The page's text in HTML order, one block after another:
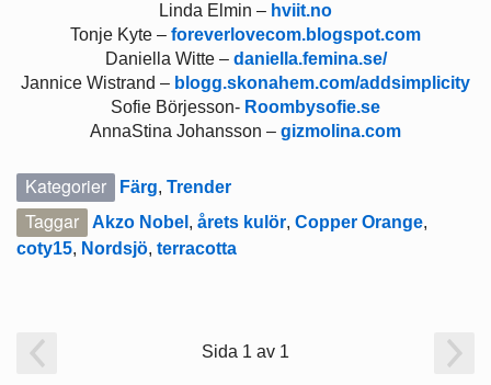
Linda Elmin – hviit.no
Tonje Kyte – foreverlovecom.blogspot.com
Daniella Witte – daniella.femina.se/
Jannice Wistrand – blogg.skonahem.com/addsimplicity
Sofie Börjesson- Roombysofie.se
AnnaStina Johansson – gizmolina.com
Kategorier Färg, Trender
Taggar Akzo Nobel , årets kulör, Copper Orange,
coty15, Nordsjö, terracotta
Sida 1 av 1